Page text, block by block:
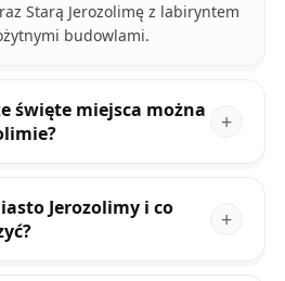
Starą Jerozolimę z labiryntem
budowlami.
święte miejsca można
Jerozolimy i co